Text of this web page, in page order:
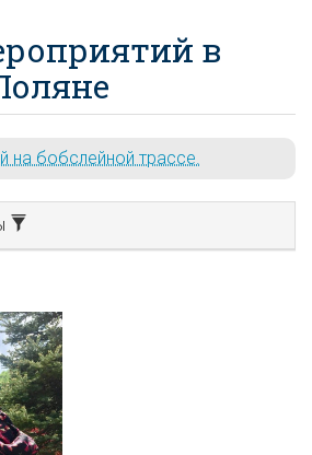
в
на бобслейной трассе.